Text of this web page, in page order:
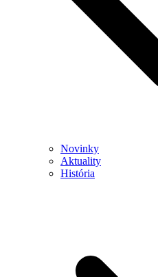
Novinky
Aktuality
História